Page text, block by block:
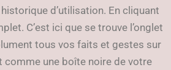
d’utilisation. En cliquant
C’est ici que se trouve l’onglet
tous vos faits et gestes sur
comme une boîte noire de votre